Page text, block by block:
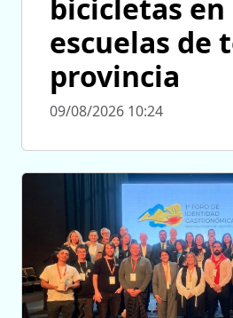
bicicletas en
escuelas de
provincia
09/08/2026 10:24